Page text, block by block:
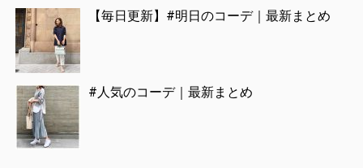
【毎日更新】#明日のコーデ｜最新まとめ
#人気のコーデ｜最新まとめ